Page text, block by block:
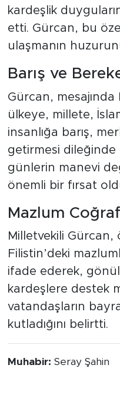
kardeşlik
etti. Gürcan, bu
ulaşmanın
Barış ve
Gürcan, mesajında
ülkeye, millete,
insanlığa barış,
getirmesi
günlerin manevi
önemli bir fırsat
Mazlum
Milletvekili Gürcan,
Filistin’deki
ifade ederek,
kardeşlere destek
vatandaşların
kutladığını belirtti.
Muhabir: Seray Şahin